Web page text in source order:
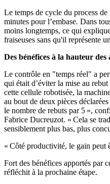
Le temps de cycle du process
minutes pour l’embase. Dans
moins longtemps, ce qui
fraiseuses sans qu'il représente
Des bénéfices à la hauteur des
Le contrôle en "temps réel" a
qui était d’éviter la mise au
cette cellule robotisée, la
au bout de deux pièces
le nombre de rebuts par 5 »,
Fabrice Ducreuzot. « Cela se
sensiblement plus bas, plus
« Côté productivité, le gain peut
Fort des bénéfices apportés par
réfléchit à la prochaine étape.